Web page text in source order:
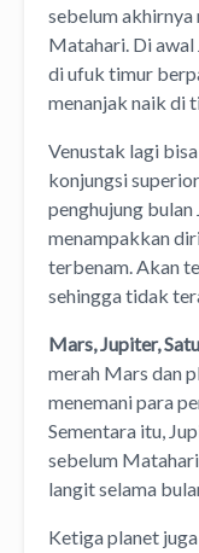
sebelum
Matahari. Di awal
di ufuk timur
menanjak naik di
Venustak lagi
konjungsi
penghujung bulan
menampakkan
terbenam. Akan
sehingga tidak
Mars, Jupiter,
merah Mars dan
menemani para
Sementara itu,
sebelum
langit selama
Ketiga planet